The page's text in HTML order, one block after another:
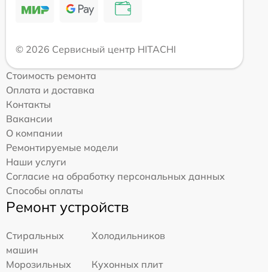
© 2026 Сервисный центр HITACHI
Стоимость ремонта
Оплата и доставка
Контакты
Вакансии
О компании
Ремонтируемые модели
Наши услуги
Согласие на обработку персональных данных
Способы оплаты
Ремонт устройств
Стиральных
машин
Холодильников
Морозильных
Кухонных плит